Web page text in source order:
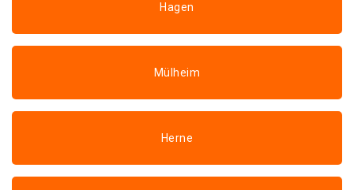
Hagen
Mülheim
Herne